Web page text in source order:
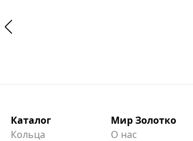
Каталог
Кольца
Мир Золотко
О нас